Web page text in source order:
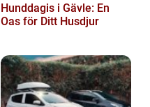
Hunddagis i Gävle: En
Oas för Ditt Husdjur